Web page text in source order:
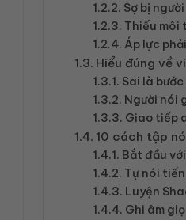
Sợ bị
Thiếu môi
Áp lực
Hiểu đúng về
Sai là
Người nói
Giao tiếp
10 cách tập
Bắt đầu
Tự nói
Luyện
Ghi âm